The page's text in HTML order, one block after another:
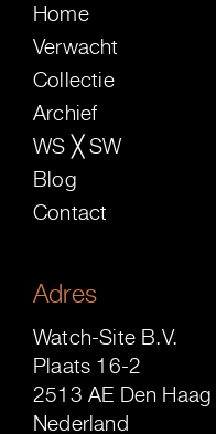
Home
Verwacht
Collectie
Archief
WS ╳ SW
Blog
Contact
Adres
Watch-Site B.V.
Plaats 16-2
2513 AE Den Haag
Nederland